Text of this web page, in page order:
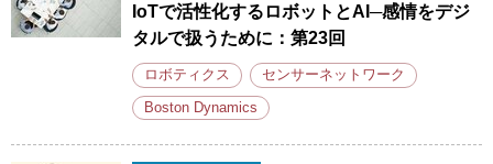
IoTで活性化するロボットとAI─感情をデジ
タルで扱うために：第23回
ロボティクス センサーネットワーク
Boston Dynamics